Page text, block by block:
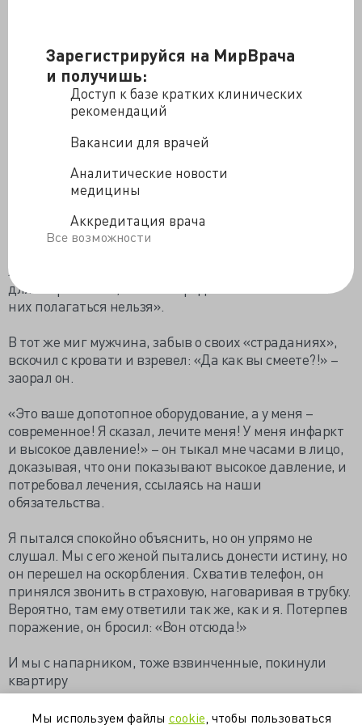
Зарегистрируйся на МирВрача
и получишь:
Доступ к базе кратких клинических
рекомендаций
Вакансии для врачей
Аналитические новости
медицины
Аккредитация врача
Все возможности
Я прервал его: «Вы что, часам поверили?»
Мужчина посмотрел на меня с удивлением, даже с
«Ну давайте проверим», – сказал я и начал измерять
давление. 120/80. Пульс в норме. Снимаем ЭКГ –
плёнка оказалась лучше моей.
жизненные показатели в норме. Эти часы – скорее
для спортсменов, и то там средние показатели. На
них полагаться нельзя».
В тот же миг мужчина, забыв о своих «страданиях»,
вскочил с кровати и взревел: «Да как вы смеете?!» –
заорал он.
«Это ваше допотопное оборудование, а у меня –
современное! Я сказал, лечите меня! У меня инфаркт
и высокое давление!» – он тыкал мне часами в лицо,
доказывая, что они показывают высокое давление, и
потребовал лечения, ссылаясь на наши
обязательства.
Я пытался спокойно объяснить, но он упрямо не
слушал. Мы с его женой пытались донести истину, но
он перешел на оскорбления. Схватив телефон, он
принялся звонить в страховую, наговаривая в трубку.
Вероятно, там ему ответили так же, как и я. Потерпев
поражение, он бросил: «Вон отсюда!»
И мы с напарником, тоже взвинченные, покинули
квартиру
Мы используем файлы cookie , чтобы пользоваться